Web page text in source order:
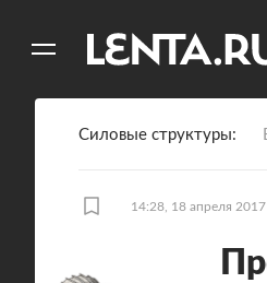
Силовые структуры
14:28, 18 апреля 2017